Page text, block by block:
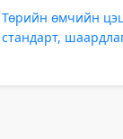
Төрийн өмчийн
стандарт,